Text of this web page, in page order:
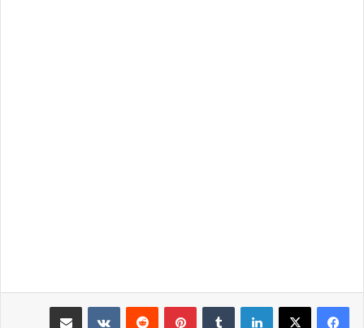
لينكدإن بينتيريست
مشاركة عبر البريد